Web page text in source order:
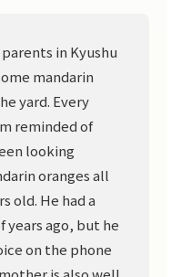
in Kyushu
mandarin
yard. Every
reminded of
looking
oranges all
old. He had a
years ago, but he
on the phone